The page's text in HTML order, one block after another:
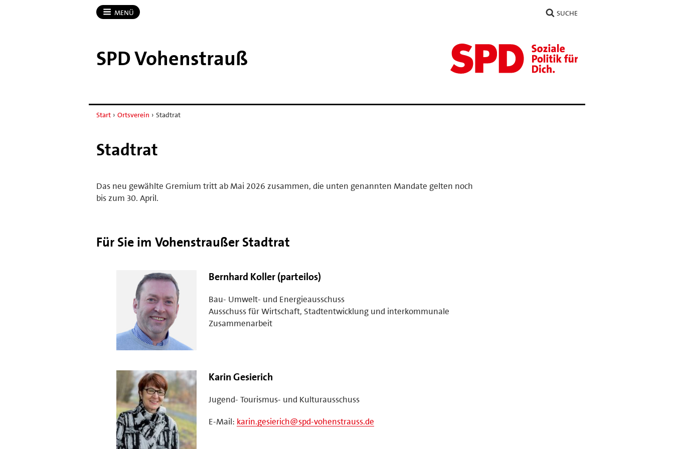
MENÜ SUCHE
SPD Vohenstrauß
Start › Ortsverein › Stadtrat
Stadtrat
Das neu gewählte Gremium tritt ab Mai 2026 zusammen, die unten genannten Mandate gelten noch
bis zum 30. April.
Für Sie im Vohenstraußer Stadtrat
Bernhard Koller (parteilos)
Bau- Umwelt- und Energieausschuss
Ausschuss für Wirtschaft, Stadtentwicklung und interkommunale
Zusammenarbeit
Karin Gesierich
Jugend- Tourismus- und Kulturausschuss
E-Mail: karin.gesierich@spd-vohenstrauss.de